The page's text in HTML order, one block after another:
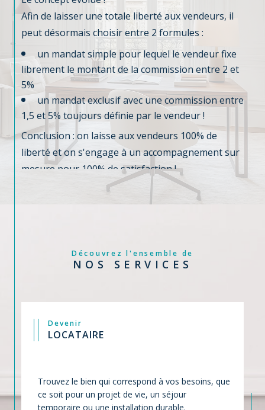
Le concept évolue !
Afin de laisser une totale liberté aux vendeurs, il
peut désormais choisir entre 2 formules :
un mandat simple pour lequel le vendeur fixe
librement le montant de la commission entre 2 et
5%
un mandat exclusif avec une commission entre
1,5 et 5% toujours définie par le vendeur !
Conclusion : on laisse aux vendeurs 100% de
liberté et on s'engage à un accompagnement sur
mesure pour 100% de satisfaction !
Découvrez l'ensemble de
NOS SERVICES
Devenir
Trouvez le bien qui correspond à vos besoins, que
ce soit pour un projet de vie, un séjour